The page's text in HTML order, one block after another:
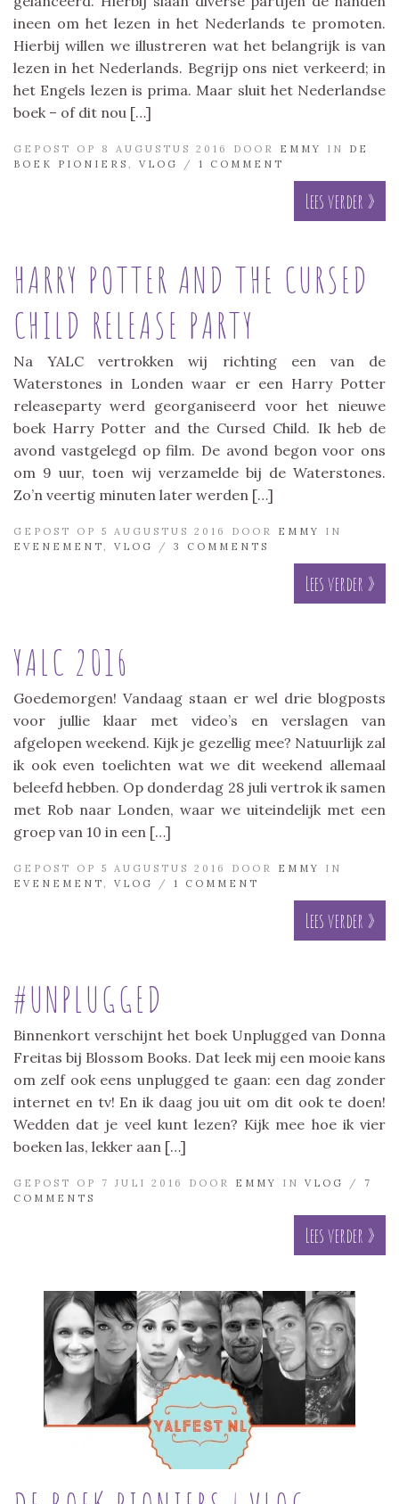
ineen om het lezen in het Nederlands te promoten.
Hierbij willen we illustreren wat het belangrijk is van
lezen in het Nederlands. Begrijp ons niet verkeerd; in
het Engels lezen is prima. Maar sluit het Nederlandse
boek – of dit nou […]
GEPOST OP 8 AUGUSTUS 2016 DOOR EMMY IN DE
BOEK PIONIERS
VLOG / 1 COMMENT
Lees verder »
HARRY POTTER AND THE CURSED
CHILD RELEASE PARTY
Na YALC vertrokken wij richting een van de
Waterstones in Londen waar er een Harry Potter
releaseparty werd georganiseerd voor het nieuwe
boek Harry Potter and the Cursed Child. Ik heb de
avond vastgelegd op film. De avond begon voor ons
om 9 uur, toen wij verzamelde bij de Waterstones.
Zo’n veertig minuten later werden […]
GEPOST OP 5 AUGUSTUS 2016 DOOR EMMY
IN
EVENEMENT
VLOG / 3 COMMENTS
Lees verder »
YALC 2016
Goedemorgen! Vandaag staan er wel drie blogposts
voor jullie klaar met video’s en verslagen van
afgelopen weekend. Kijk je gezellig mee? Natuurlijk zal
ik ook even toelichten wat we dit weekend allemaal
beleefd hebben. Op donderdag 28 juli vertrok ik samen
met Rob naar Londen, waar we uiteindelijk met een
groep van 10 in een […]
GEPOST OP 5 AUGUSTUS 2016 DOOR EMMY
IN
EVENEMENT
VLOG / 1 COMMENT
Lees verder »
#UNPLUGGED
Binnenkort verschijnt het boek Unplugged van Donna
Freitas bij Blossom Books. Dat leek mij een mooie kans
om zelf ook eens unplugged te gaan: een dag zonder
internet en tv! En ik daag jou uit om dit ook te doen!
Wedden dat je veel kunt lezen? Kijk mee hoe ik vier
boeken las, lekker aan […]
GEPOST OP 7 JULI 2016 DOOR EMMY IN VLOG / 7
COMMENTS
Lees verder »